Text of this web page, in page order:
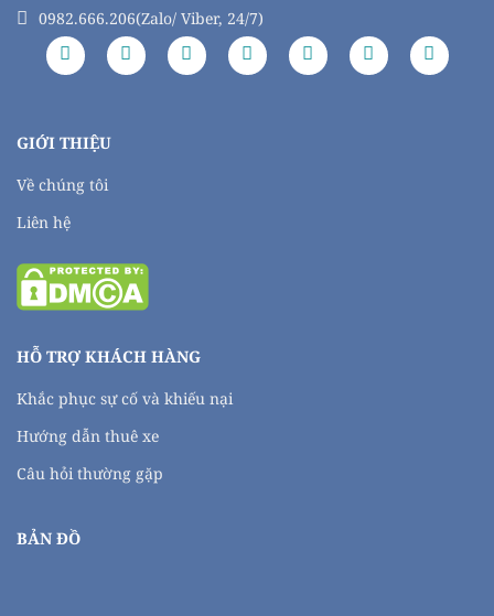
0982.666.206(Zalo/ Viber, 24/7)
GIỚI THIỆU
Về chúng tôi
Liên hệ
HỖ TRỢ KHÁCH HÀNG
Khắc phục sự cố và khiếu nại
Hướng dẫn thuê xe
Câu hỏi thường gặp
BẢN ĐỒ